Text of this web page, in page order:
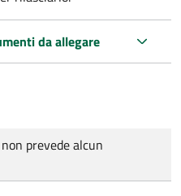
da allegare
prevede alcun